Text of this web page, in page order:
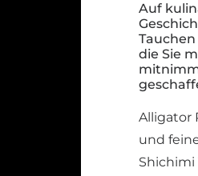
Auf
die Sie
Alligator
und
Shichimi